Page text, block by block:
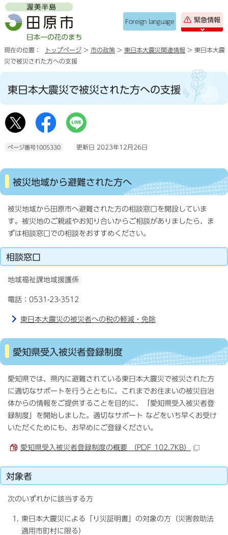
Foreign language 緊急情報
現在の位置： トップページ > 市の政策 > 東日本大震災関連情報 > 東日本大震
災で被災された方への支援
東日本大震災で被災された方への支援
ページ番号1005330 更新日 2023年12月26日
被災地域から避難された方へ
被災地域から田原市へ避難された方の相談窓口を開設していま
す。被災地のご親戚やお知り合いからご相談がありましたら、ま
ずは相談窓口での相談をおすすめください。
相談窓口
地域福祉課地域援護係
電話：0531-23-3512
東日本大震災の被災者への税の軽減・免除
愛知県受入被災者登録制度
愛知県では、県内に避難されている東日本大震災で被災された方
に適切なサポートを行うとともに、これまでお住まいの被災自治
体からの情報をご提供することを目的に、「愛知県受入被災者登
録制度」を開始しました。適切なサポート などをいち早くお受け
いただくためにも、お早めにご登録ください。
愛知県受入被災者登録制度の概要 （PDF 102.7KB）
対象者
次のいずれかに該当する方
東日本大震災による「り災証明書」の対象の方（災害救助法
適用市町村に限る）